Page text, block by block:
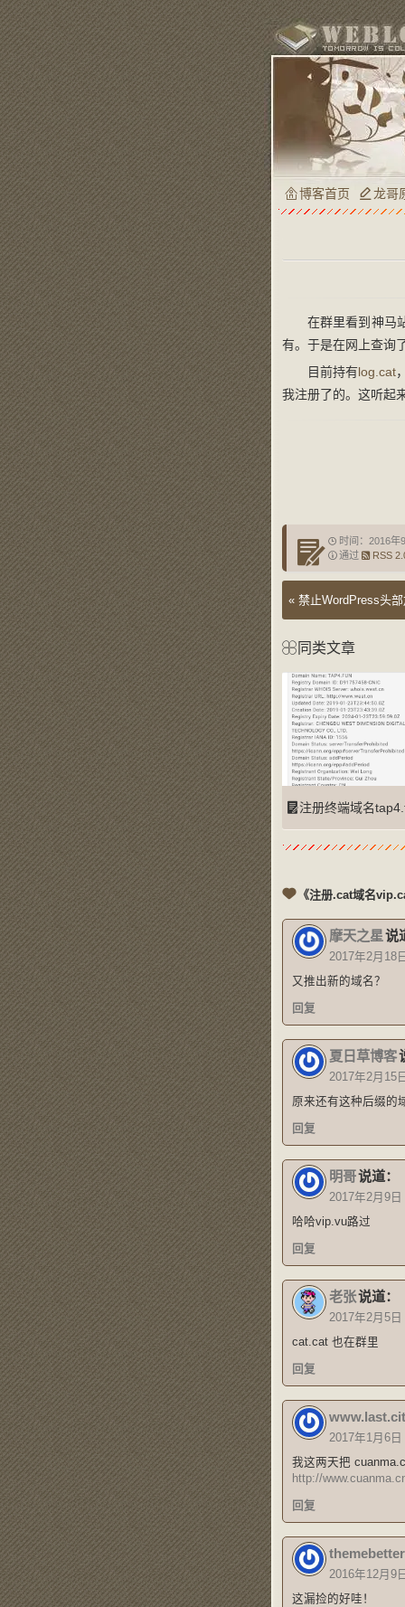
博客首页 龙哥
在群里看到神马
有。于是在网上查询
目前持有log.cat
我注册了的。这听起
时间：2016年
通过
RSS
« 禁止WordPress头
《注册.cat域名
摩天之星说
2017年2月18
又推出新的域名？
回复
夏日草博客
2017年2月15
原来还有这种后缀的
回复
明哥说道：
2017年2月9
哈哈vip.vu路过
回复
老张说道：
2017年2月5
cat.cat 也在群里
回复
2017年1月6
我这两天把
http://
回复
themebetter
2016年12月9
这漏捡的好哇！
同类文章
注册终端域名tap4.fun